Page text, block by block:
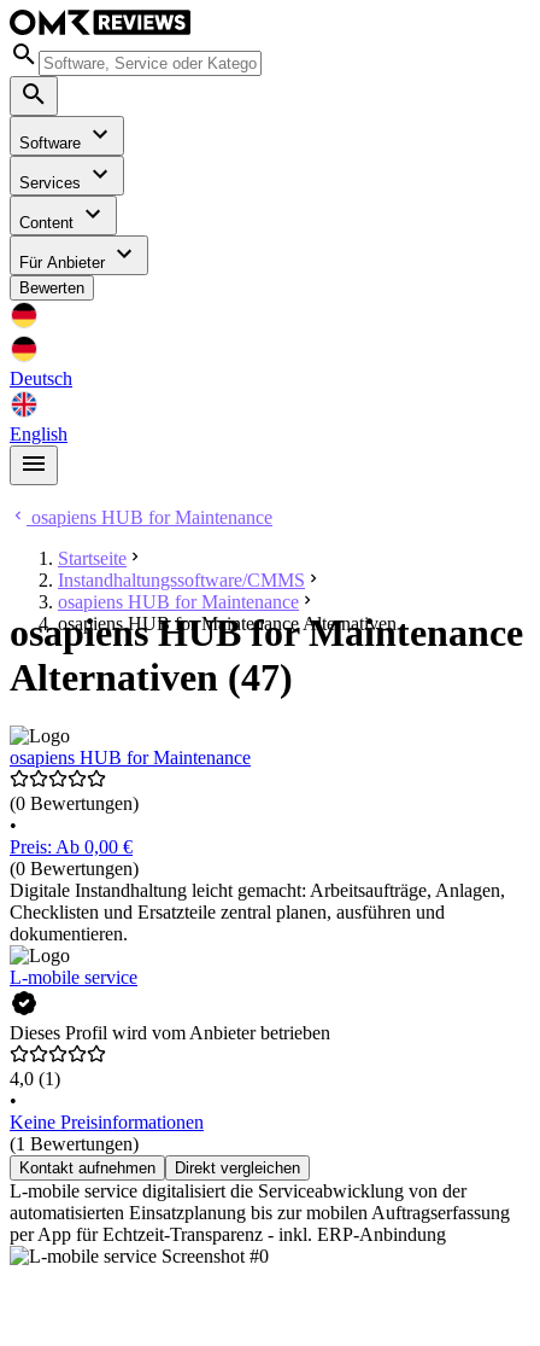
Software
Services
Content
Für Anbieter
Bewerten
Deutsch
English
osapiens HUB for Maintenance
Startseite
Instandhaltungssoftware/CMMS
osapiens HUB for Maintenance
osapiens HUB for Maintenance Alternativen
osapiens HUB for Maintenance
Alternativen (47)
osapiens HUB for Maintenance
(0 Bewertungen)
•
Preis: Ab 0,00 €
(0 Bewertungen)
Digitale Instandhaltung leicht gemacht: Arbeitsaufträge, Anlagen,
Checklisten und Ersatzteile zentral planen, ausführen und
dokumentieren.
L-mobile service
Dieses Profil wird vom Anbieter betrieben
4,0 (1)
•
Keine Preisinformationen
(1 Bewertungen)
Kontakt aufnehmen Direkt vergleichen
L-mobile service digitalisiert die Serviceabwicklung von der
automatisierten Einsatzplanung bis zur mobilen Auftragserfassung
per App für Echtzeit-Transparenz - inkl. ERP-Anbindung